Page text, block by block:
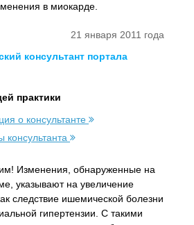
в миокарде.
21 января 2011 года
консультант портала
практики
о консультанте
консультанта
Изменения, обнаруженные на
указывают на увеличение
следствие ишемической болезни
гипертензии. С такими